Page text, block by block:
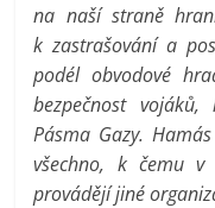
na naší straně
k zastrašování a
podél obvodové
bezpečnost
Pásma Gazy.
všechno, k čemu
provádějí jiné